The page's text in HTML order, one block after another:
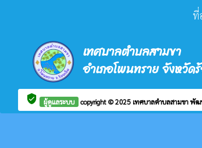
ที่
เทศบาลตำบลสามขา
อำเภอโพนทราย จังหวัด
verified_user ผู้ดูแลระบบ copyright © 2025 เทศบาลตำบลสามขา พัฒ